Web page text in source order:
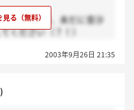
たのですが、未だに音沙
ください（？！）
2003年9月26日 21:35